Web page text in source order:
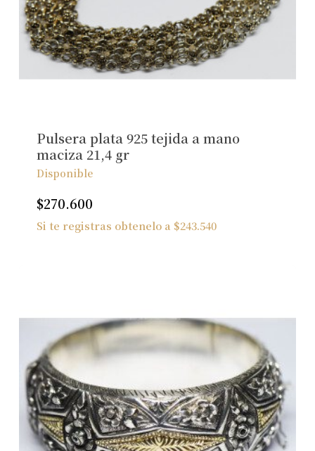
Pulsera plata 925 tejida a mano
maciza 21,4 gr
Disponible
$270.600
Si te registras obtenelo a $243.540